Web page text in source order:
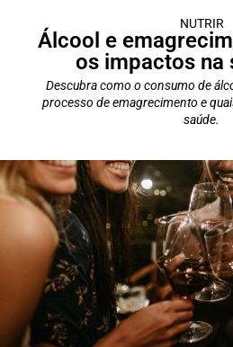
NUTRIR
Álcool e
os impactos na
Descubra como o consumo de
processo de emagrecimento e
saúde.